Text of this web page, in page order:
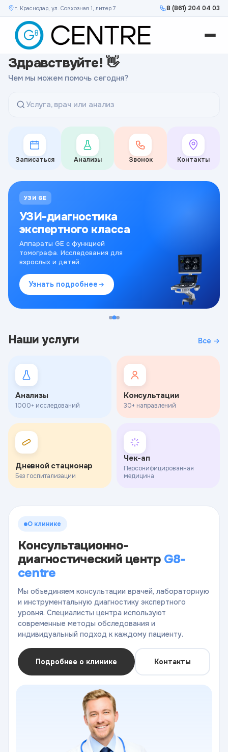
г. Краснодар, ул. Совхозная 1, литер 7 8 (861) 204 04 03
Здравствуйте! 👋
Чем мы можем помочь сегодня?
Услуга, врач или анализ
Записаться Анализы Звонок Контакты
УЗИ GE
УЗИ-диагностика
экспертного класса
Аппараты GE с функцией
томографа. Исследования для
взрослых и детей.
Узнать подробнее
Наши услуги Все →
Анализы
1000+ исследований
Консультации
30+ направлений
Дневной стационар
Без госпитализации
Чек-ап
Персонифицированная
медицина
О клинике
Консультационно-
диагностический центр G8-
centre
Мы объединяем консультации врачей, лабораторную
и инструментальную диагностику экспертного
уровня. Специалисты центра используют
современные методы обследования и
индивидуальный подход к каждому пациенту.
Подробнее о клинике Контакты